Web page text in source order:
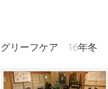
グリーフケア 16年冬